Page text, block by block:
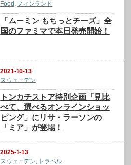
Food フィンランド
「ムーミン もちっとチーズ」全
国のファミマで本日発売開始！
2021-10-13
スウェーデン
トンカチストア特別企画「見比
べて、選べるオンラインショッ
ピング」にリサ・ラーソンの
「ミア」が登場！
2025-1-13
スウェーデン, トラベル